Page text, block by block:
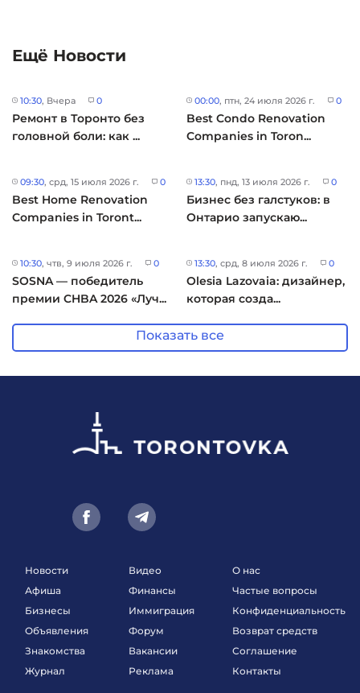
Ещё Новости
10:30, Вчера 0
Ремонт в Торонто без
головной боли: как ...
00:00, птн, 24 июля 2026 г. 0
Best Condo Renovation
Companies in Toron...
09:30, срд, 15 июля 2026 г. 0
Best Home Renovation
Companies in Toront...
13:30, пнд, 13 июля 2026 г. 0
Бизнес без галстуков: в
Онтарио запускаю...
10:30, чтв, 9 июля 2026 г. 0
SOSNA — победитель
премии CHBA 2026 «Луч...
13:30, срд, 8 июля 2026 г. 0
Olesia Lazovaia: дизайнер,
которая созда...
Показать все
Новости
Афиша
Бизнесы
Объявления
Знакомства
Журнал
Видео
Финансы
Иммиграция
Форум
Вакансии
Реклама
О нас
Частые вопросы
Конфиденциальность
Возврат средств
Соглашение
Контакты